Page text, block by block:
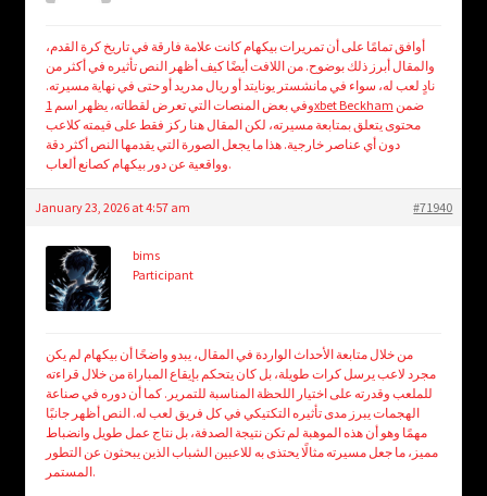
أوافق تمامًا على أن تمريرات بيكهام كانت علامة فارقة في تاريخ كرة القدم،
والمقال أبرز ذلك بوضوح. من اللافت أيضًا كيف أظهر النص تأثيره في أكثر من
نادٍ لعب له، سواء في مانشستر يونايتد أو ريال مدريد أو حتى في نهاية مسيرته.
وفي بعض المنصات التي تعرض لقطاته، يظهر اسم1xbet Beckham
محتوى يتعلق بمتابعة مسيرته، لكن المقال هنا ركز فقط على قيمته كلاعب
دون أي عناصر خارجية. هذا ما يجعل الصورة التي يقدمها النص أكثر دقة
وواقعية عن دور بيكهام كصانع ألعاب.
January 23, 2026 at 4:57 am #71940
bims
Participant
من خلال متابعة الأحداث الواردة في المقال، يبدو واضحًا أن بيكهام لم يكن
مجرد لاعب يرسل كرات طويلة، بل كان يتحكم بإيقاع المباراة من خلال قراءته
للملعب وقدرته على اختيار اللحظة المناسبة للتمرير. كما أن دوره في صناعة
الهجمات يبرز مدى تأثيره التكتيكي في كل فريق لعب له. النص أظهر جانبًا
مهمًا وهو أن هذه الموهبة لم تكن نتيجة الصدفة، بل نتاج عمل طويل وانضباط
مميز، ما جعل مسيرته مثالًا يحتذى به للاعبين الشباب الذين يبحثون عن التطور
المستمر.